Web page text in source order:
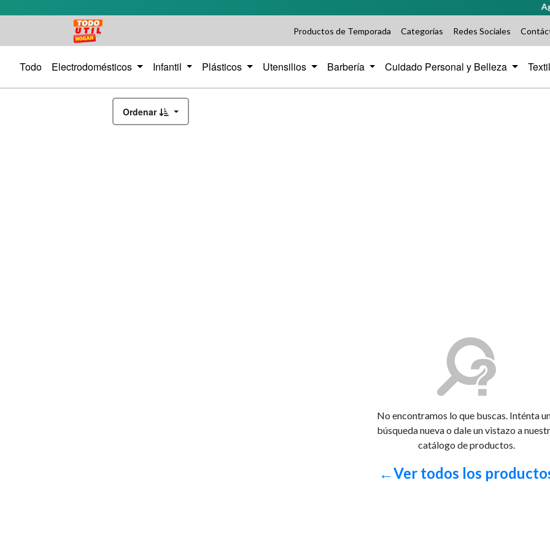
Productos de Temporada Categorías Redes Sociales
Todo Electrodomésticos Infantil Plásticos Utensilios Barbería Cuidado Personal y Belleza
Ordenar
No encontramos lo que buscas. Inténta
búsqueda nueva o dale un vistazo a
catálogo de productos.
←Ver todos los